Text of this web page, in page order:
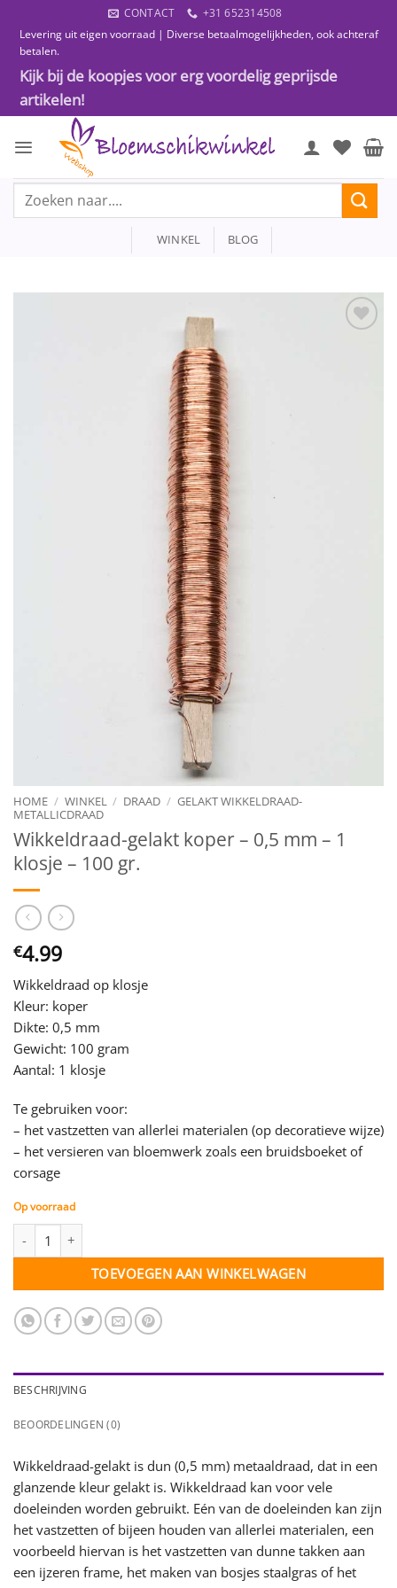
naar
inhoud
CONTACT
+31 652314508
Levering uit eigen voorraad | Diverse betaalmogelijkheden, ook achteraf
betalen.
Kijk bij de koopjes voor erg voordelig geprijsde
artikelen!
Zoeken
WINKEL BLOG
HOME / WINKEL / DRAAD / GELAKT WIKKELDRAAD-
METALLICDRAAD
Wikkeldraad-gelakt koper – 0,5 mm – 1
klosje – 100 gr.
€4.99
Wikkeldraad op klosje
Kleur: koper
Dikte: 0,5 mm
Gewicht: 100 gram
Aantal: 1 klosje
Te gebruiken voor:
– het vastzetten van allerlei materialen (op decoratieve wijze)
– het versieren van bloemwerk zoals een bruidsboeket of
corsage
Op voorraad
TOEVOEGEN AAN WINKELWAGEN
BESCHRIJVING
BEOORDELINGEN (0)
Wikkeldraad-gelakt is dun (0,5 mm) metaaldraad, dat in een
glanzende kleur gelakt is. Wikkeldraad kan voor vele
doeleinden worden gebruikt. Eén van de doeleinden kan zijn
het vastzetten of bijeen houden van allerlei materialen, een
voorbeeld hiervan is het vastzetten van dunne takken aan
een ijzeren frame, het maken van bosjes staalgras of het